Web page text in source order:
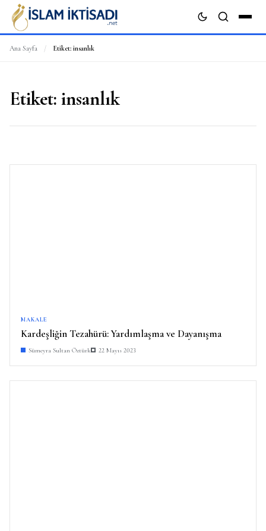
Ana Sayfa / Etiket: insanlık
Etiket: insanlık
MAKALE
Kardeşliğin Tezahürü: Yardımlaşma ve Dayanışma
Sümeyra Sultan Öztürk 22 Mayıs 2023